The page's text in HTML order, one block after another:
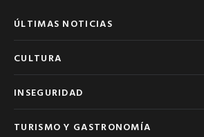
ÚLTIMAS NOTICIAS
CULTURA
INSEGURIDAD
TURISMO Y GASTRONOMÍA